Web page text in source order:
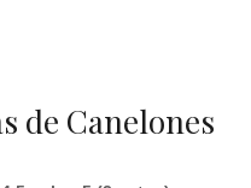
de Canelones